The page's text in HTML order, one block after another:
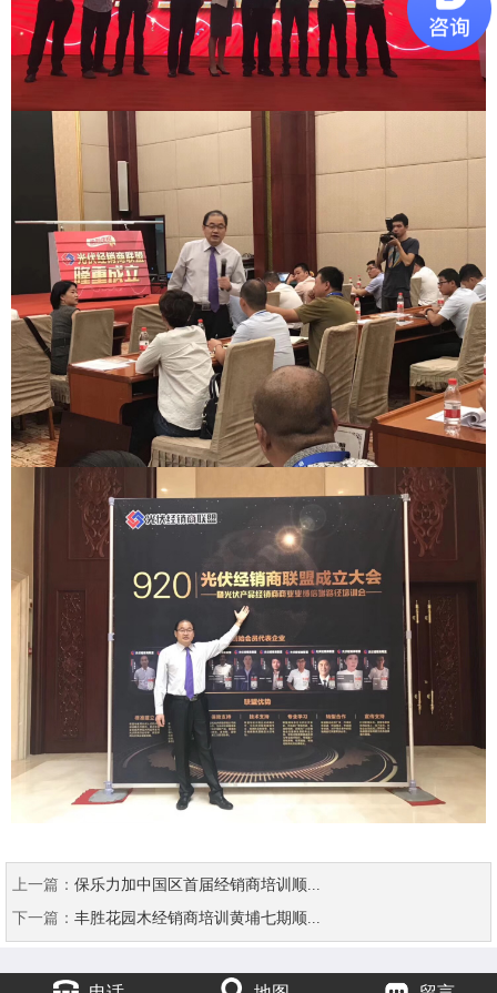
上一篇： 保乐力加中国区首届经销商培训顺...
下一篇： 丰胜花园木经销商培训黄埔七期顺...